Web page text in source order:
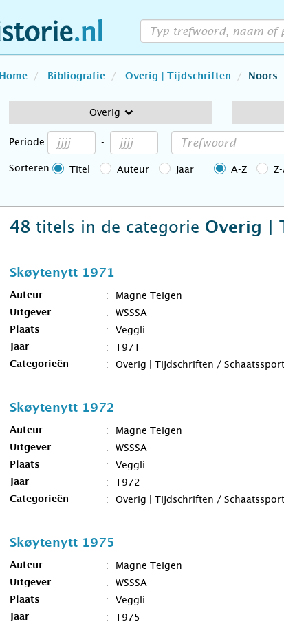
Home Bibliografie Overig | Tijdschriften Noors
Overig
Periode -
Sorteren Titel Auteur Jaar A-Z
48 titels in de categorie Overig |
Skøytenytt 1971
Auteur Magne Teigen
Uitgever WSSSA
Plaats Veggli
Jaar 1971
Categorieën Overig | Tijdschriften /
Skøytenytt 1972
Auteur Magne Teigen
Uitgever WSSSA
Plaats Veggli
Jaar 1972
Categorieën Overig | Tijdschriften /
Skøytenytt 1975
Auteur Magne Teigen
Uitgever WSSSA
Plaats Veggli
Jaar 1975